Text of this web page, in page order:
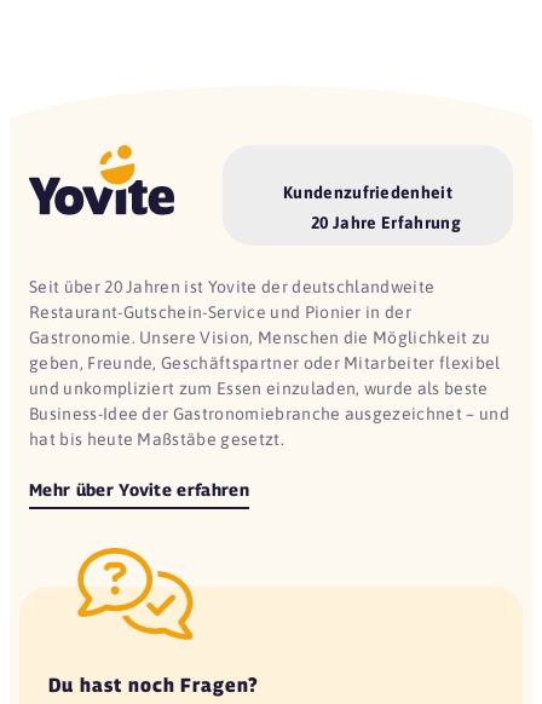
Kundenzufriedenheit
20 Jahre Erfahrung
Seit über 20 Jahren ist Yovite der deutschlandweite
Restaurant-Gutschein-Service und Pionier in der
Gastronomie. Unsere Vision, Menschen die Möglichkeit zu
geben, Freunde, Geschäftspartner oder Mitarbeiter flexibel
und unkompliziert zum Essen einzuladen, wurde als beste
Business-Idee der Gastronomiebranche ausgezeichnet – und
hat bis heute Maßstäbe gesetzt.
Mehr über Yovite erfahren
Du hast noch Fragen?